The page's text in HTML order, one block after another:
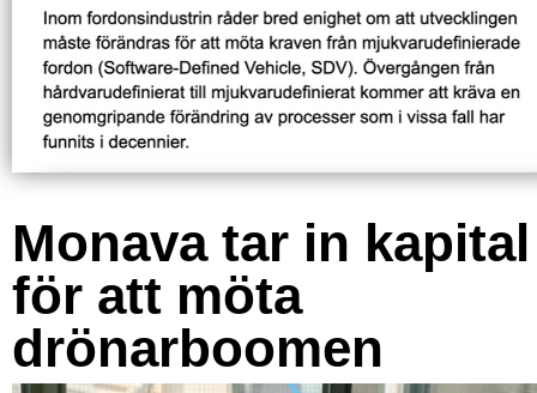
Monava tar in kapital
för att möta
drönarboomen